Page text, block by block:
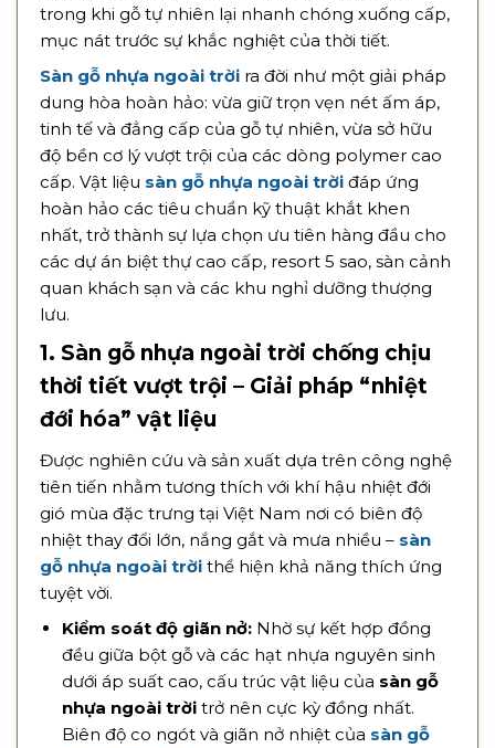
trong khi gỗ tự nhiên lại nhanh chóng xuống cấp,
mục nát trước sự khắc nghiệt của thời tiết.
Sàn gỗ nhựa ngoài trời ra đời như một giải pháp
dung hòa hoàn hảo: vừa giữ trọn vẹn nét ấm áp,
tinh tế và đẳng cấp của gỗ tự nhiên, vừa sở hữu
độ bền cơ lý vượt trội của các dòng polymer cao
cấp. Vật liệu sàn gỗ nhựa ngoài trời đáp ứng
hoàn hảo các tiêu chuẩn kỹ thuật khắt khen
nhất, trở thành sự lựa chọn ưu tiên hàng đầu cho
các dự án biệt thự cao cấp, resort 5 sao, sàn cảnh
quan khách sạn và các khu nghỉ dưỡng thượng
lưu.
1. Sàn gỗ nhựa ngoài trời chống chịu
thời tiết vượt trội – Giải pháp “nhiệt
đới hóa” vật liệu
Được nghiên cứu và sản xuất dựa trên công nghệ
tiên tiến nhằm tương thích với khí hậu nhiệt đới
gió mùa đặc trưng tại Việt Nam nơi có biên độ
nhiệt thay đổi lớn, nắng gắt và mưa nhiều – sàn
gỗ nhựa ngoài trời thể hiện khả năng thích ứng
tuyệt vời.
Kiểm soát độ giãn nở:Nhờ sự kết hợp đồng
đều giữa bột gỗ và các hạt nhựa nguyên sinh
dưới áp suất cao, cấu trúc vật liệu của sàn gỗ
nhựa ngoài trờitrở nên cực kỳ đồng nhất.
Biên độ co ngót và giãn nở nhiệt của sàn gỗ